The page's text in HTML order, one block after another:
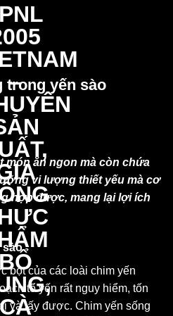
yến sào
món ăn ngon mà còn chứa
vi lượng thiết yếu mà cơ
hợp được, mang lại lợi ích
sào
bọt của các loài chim yến
tổ yến rất nguy hiểm, tốn
và lấy được. Chim yến sống